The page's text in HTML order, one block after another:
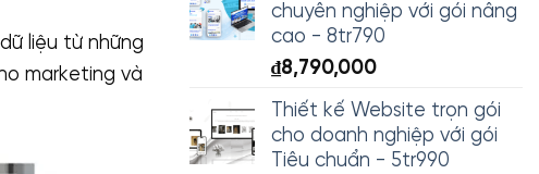
liệu từ những
marketing và
chuyên nghiệp với gói nâng
cao - 8tr790
₫8,790,000
Thiết kế Website trọn gói
cho doanh nghiệp với gói
Tiêu chuẩn - 5tr990